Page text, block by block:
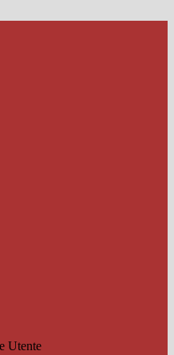
Utente